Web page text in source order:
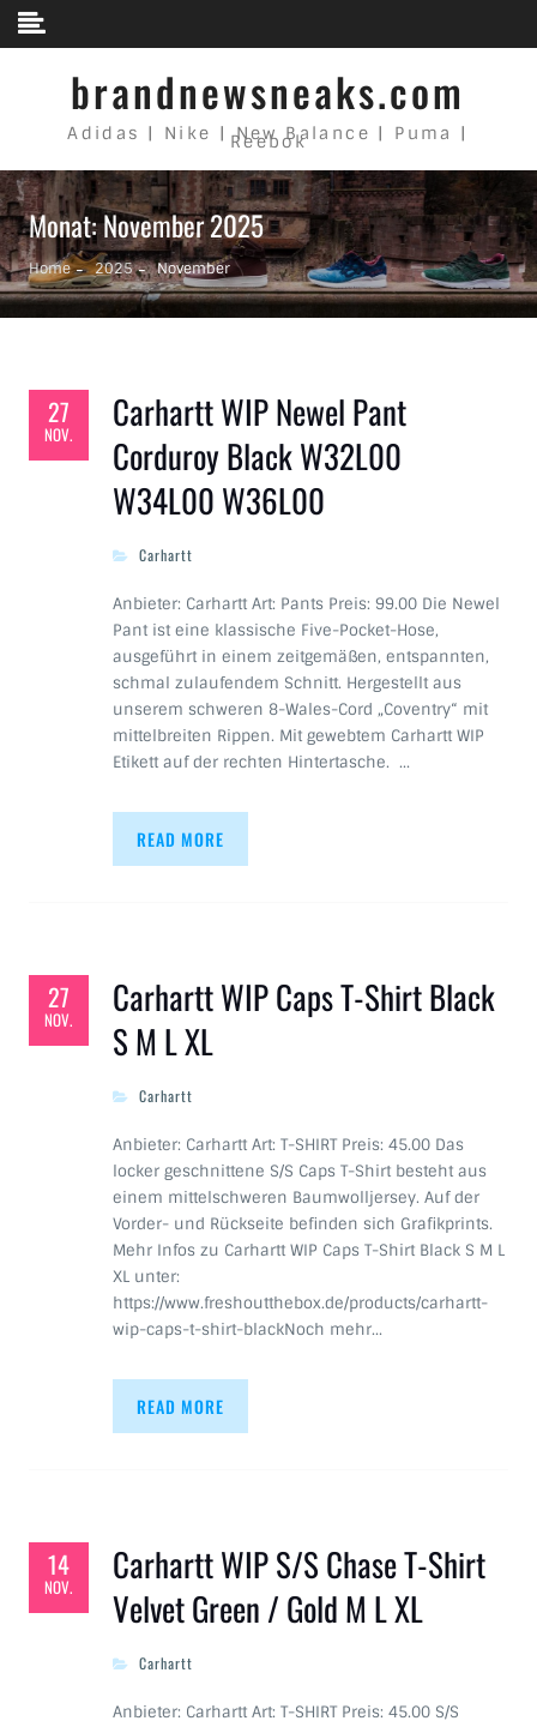
Skip to content
brandnewsneaks.com
Adidas | Nike | New Balance | Puma |
Reebok
Monat: November 2025
Home 2025 November
27
NOV.
Carhartt WIP Newel Pant
Corduroy Black W32L00
W34L00 W36L00
Carhartt
Anbieter: Carhartt Art: Pants Preis: 99.00 Die Newel
Pant ist eine klassische Five-Pocket-Hose,
ausgeführt in einem zeitgemäßen, entspannten,
schmal zulaufendem Schnitt. Hergestellt aus
unserem schweren 8-Wales-Cord „Coventry“ mit
mittelbreiten Rippen. Mit gewebtem Carhartt WIP
Etikett auf der rechten Hintertasche. …
READ MORE
27
NOV.
Carhartt WIP Caps T-Shirt Black
S M L XL
Carhartt
Anbieter: Carhartt Art: T-SHIRT Preis: 45.00 Das
locker geschnittene S/S Caps T-Shirt besteht aus
einem mittelschweren Baumwolljersey. Auf der
Vorder- und Rückseite befinden sich Grafikprints.
Mehr Infos zu Carhartt WIP Caps T-Shirt Black S M L
XL unter:
https://www.freshoutthebox.de/products/carhartt-
wip-caps-t-shirt-blackNoch mehr…
READ MORE
14
NOV.
Carhartt WIP S/S Chase T-Shirt
Velvet Green / Gold M L XL
Carhartt
Anbieter: Carhartt Art: T-SHIRT Preis: 45.00 S/S